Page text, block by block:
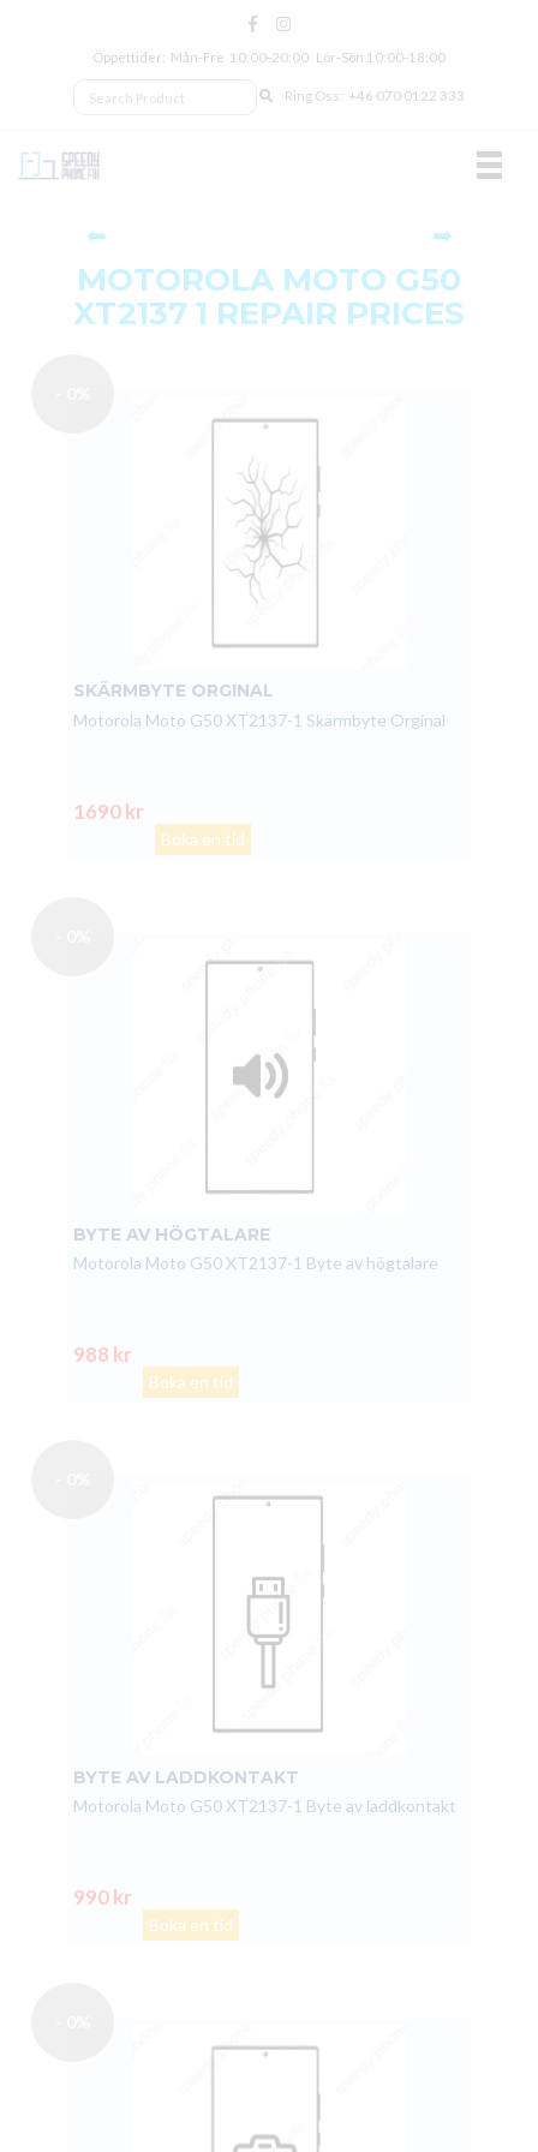
Öppettider: Mån‑Fre 10:00‑20:00 Lör‑Sön 10:00‑18:00
Ring Oss: +46 070 0122 333
⬅ ➡
MOTOROLA MOTO G50
XT2137 1 REPAIR PRICES
SKÄRMBYTE ORGINAL
Motorola Moto G50 XT2137-1 Skärmbyte Orginal
1690 kr
Boka en tid
BYTE AV HÖGTALARE
Motorola Moto G50 XT2137-1 Byte av högtalare
988 kr
Boka en tid
BYTE AV LADDKONTAKT
Motorola Moto G50 XT2137-1 Byte av laddkontakt
990 kr
Boka en tid